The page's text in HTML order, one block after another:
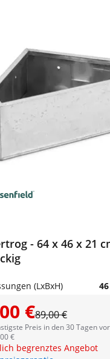
- 64 x 46 x 21
(LxBxH)
€89,00 €
Preis in den 30 Tagen
€
begrenztes Angebot